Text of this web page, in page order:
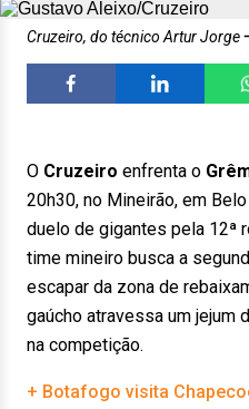
Cruzeiro, do técnico Artur Jorge
O Cruzeiro enfrenta o
20h30, no Mineirão, em
duelo de gigantes pela 12ª
time mineiro busca a
escapar da zona de
gaúcho atravessa um jejum
na competição.
+ Botafogo visita